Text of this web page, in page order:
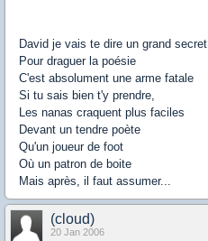
David je vais te dire un grand secret
Pour draguer la poésie
C'est absolument une arme fatale
Si tu sais bien t'y prendre,
Les nanas craquent plus faciles
Devant un tendre poète
Qu'un joueur de foot
Où un patron de boite
Mais après, il faut assumer...
(cloud)
20 Jan 2006